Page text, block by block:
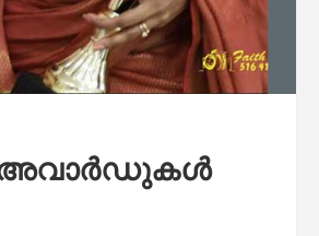
അവാർഡുകൾ